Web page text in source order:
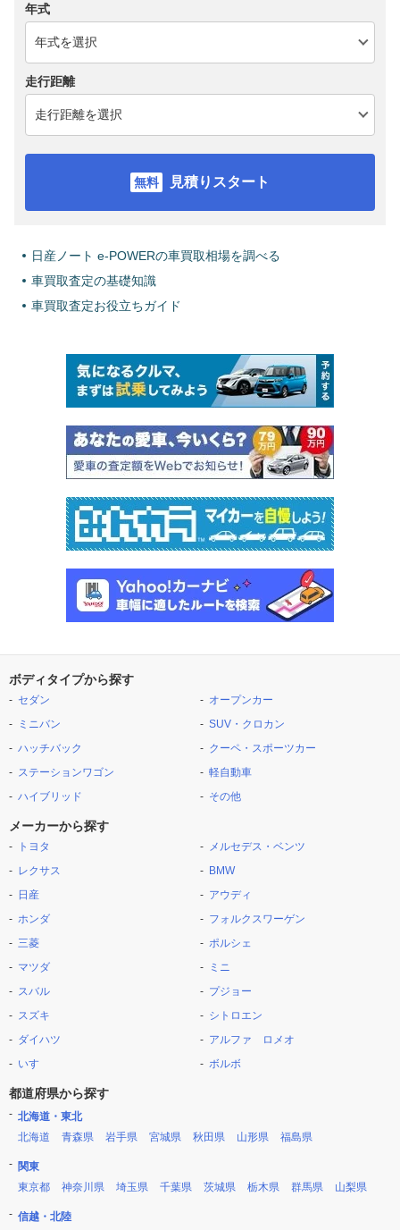
年式
走行距離
見積りスタート
日産ノート e-POWERの車買取相場を調べる
車買取査定の基礎知識
車買取査定お役立ちガイド
ボディタイプから探す
セダン
ミニバン
ハッチバック
ステーションワゴン
ハイブリッド
オープンカー
SUV・クロカン
クーペ・スポーツカー
軽自動車
その他
メーカーから探す
トヨタ
レクサス
日産
ホンダ
三菱
マツダ
スバル
スズキ
ダイハツ
いすゞ
メルセデス・ベンツ
BMW
アウディ
フォルクスワーゲン
ポルシェ
ミニ
プジョー
シトロエン
アルファ ロメオ
ボルボ
都道府県から探す
北海道・東北
北海道
青森県 岩手県 宮城県 秋田県 山形県 福島県
関東
東京都
神奈川県 埼玉県 千葉県 茨城県 栃木県 群馬県 山梨県
信越・北陸